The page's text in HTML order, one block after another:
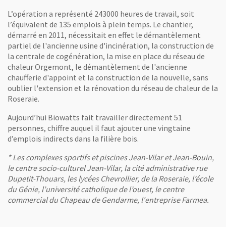
L’opération a représenté 243000 heures de travail, soit
l’équivalent de 135 emplois à plein temps. Le chantier,
démarré en 2011, nécessitait en effet le démantèlement
partiel de l'ancienne usine d'incinération, la construction de
la centrale de cogénération, la mise en place du réseau de
chaleur Orgemont, le démantèlement de l'ancienne
chaufferie d'appoint et la construction de la nouvelle, sans
oublier l'extension et la rénovation du réseau de chaleur de la
Roseraie.
Aujourd’hui Biowatts fait travailler directement 51
personnes, chiffre auquel il faut ajouter une vingtaine
d’emplois indirects dans la filière bois.
* Les complexes sportifs et piscines Jean-Vilar et Jean-Bouin,
le centre socio-culturel Jean-Vilar, la cité administrative rue
Dupetit-Thouars, les lycées Chevrollier, de la Roseraie, l’école
du Génie, l’université catholique de l’ouest, le centre
commercial du Chapeau de Gendarme, l'entreprise Farmea.